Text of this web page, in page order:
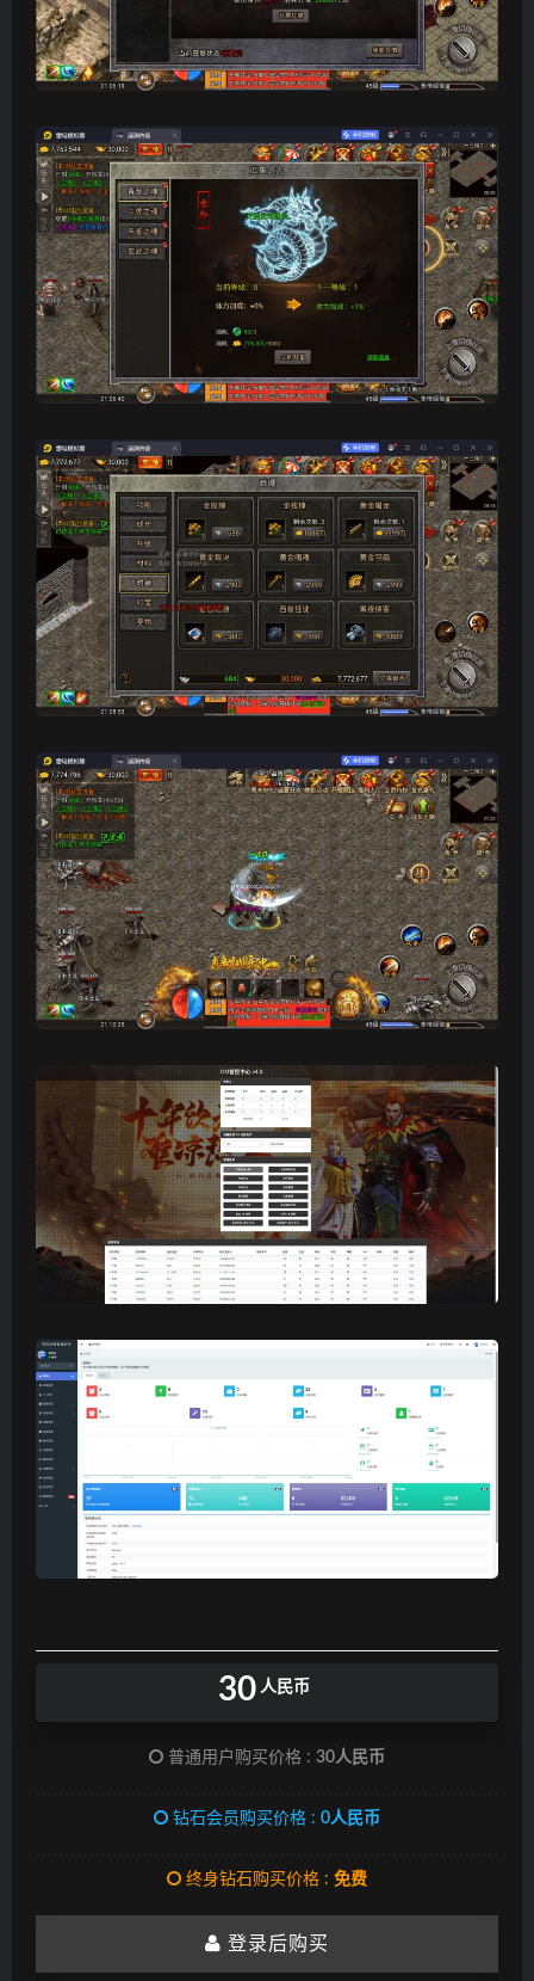
30 人民币
普通用户购买价格 : 30人民币
钻石会员购买价格 : 0人民币
终身钻石购买价格 : 免费
登录后购买